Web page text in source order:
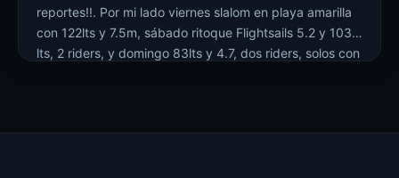
reportes!!. Por mi lado viernes slalom en playa amarilla
con 122lts y 7.5m, sábado ritoque Flightsails 5.2 y 103
lts, 2 riders, y domingo 83lts y 4.7, dos riders, solos con